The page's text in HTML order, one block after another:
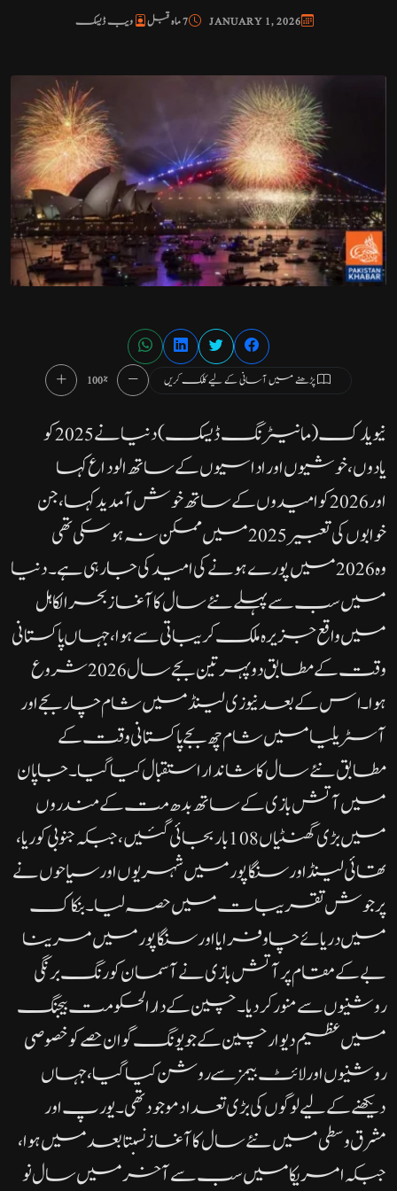
JANUARY 1, 2026 7 ماہ قبل ویب ڈیسک
پڑھنے میں آسانی کے لیے کلک کریں 100%
نیو یارک( مانیٹرنگ ڈیسک) دنیا نے 2025 کو
یادوں، خوشیوں اور اداسیوں کے ساتھ الوداع کہا
اور 2026 کو امیدوں کے ساتھ خوش آمدید کہا، جن
خوابوں کی تعبیر 2025 میں ممکن نہ ہو سکی تھی
وہ 2026 میں پورے ہونے کی امید کی جا رہی ہے۔دنیا
میں سب سے پہلے نئے سال کا آغاز بحرالکاہل
میں واقع جزیرہ ملک کریباتی سے ہوا، جہاں پاکستانی
وقت کے مطابق دوپہر تین بجے سال 2026 شروع
ہوا۔ اس کے بعد نیوزی لینڈ میں شام چار بجے اور
آسٹریلیا میں شام چھ بجے پاکستانی وقت کے
مطابق نئے سال کا شاندار استقبال کیا گیا۔جاپان
میں آتش بازی کے ساتھ بدھ مت کے مندروں
میں بڑی گھنٹیاں 108 بار بجائی گئیں، جبکہ جنوبی کوریا،
تھائی لینڈ اور سنگاپور میں شہریوں اور سیاحوں نے
پر جوش تقریبات میں حصہ لیا۔ بنکاک
میں دریائے چاو فرایا اور سنگاپور میں مرینا
بے کے مقام پر آتش بازی نے آسمان کو رنگ برنگی
روشنیوں سے منور کر دیا۔چین کے دارالحکومت بیجنگ
میں عظیم دیوار چین کے جویونگ گوان حصے کو خصوصی
روشنیوں اور لائٹ بیمز سے روشن کیا گیا، جہاں
دیکھنے کے لیے لوگوں کی بڑی تعداد موجود تھی۔ یورپ اور
مشرق وسطی میں نئے سال کا آغاز نسبتا بعد میں ہوا،
جبکہ امریکا میں سب سے آخر میں سال نو